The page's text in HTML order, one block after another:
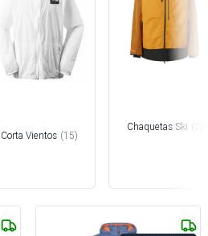
Corta Vientos (15)
Chaquetas Ski